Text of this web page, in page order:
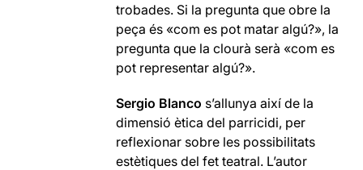
trobades. Si la pregunta que obre la
peça és «com es pot matar algú?», la
pregunta que la clourà serà «com es
pot representar algú?».
Sergio Blanco s’allunya així de la
dimensió ètica del parricidi, per
reflexionar sobre les possibilitats
estètiques del fet teatral. L’autor